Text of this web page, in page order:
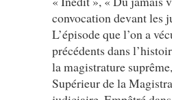
convocation devant les
L’épisode que l’on a
précédents dans
la magistrature
Supérieur de la